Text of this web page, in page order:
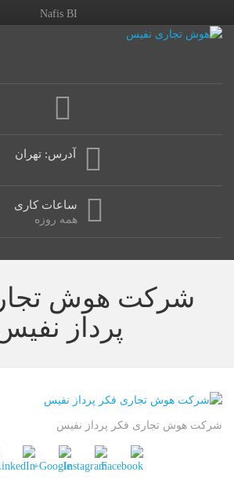
Nafis BI
آدرس: تهران
ساعات کاری
همه روزه
شرکت هوش
پرداز
شرکت هوش تجاری فکر پرداز نفیس